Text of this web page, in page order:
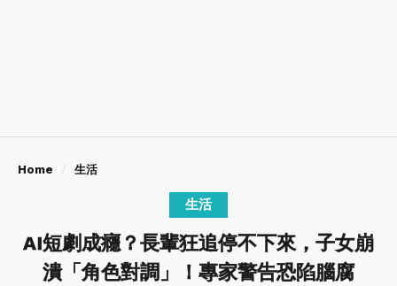
Home 生活
生活
AI短劇成癮？長輩狂追停不下來，子女崩
潰「角色對調」！專家警告恐陷腦腐